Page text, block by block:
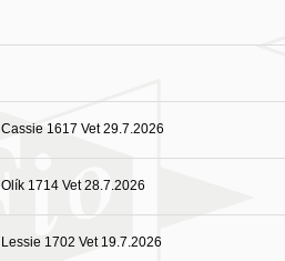
Cassie 1617 Vet 29.7.2026
Olík 1714 Vet 28.7.2026
Lessie 1702 Vet 19.7.2026